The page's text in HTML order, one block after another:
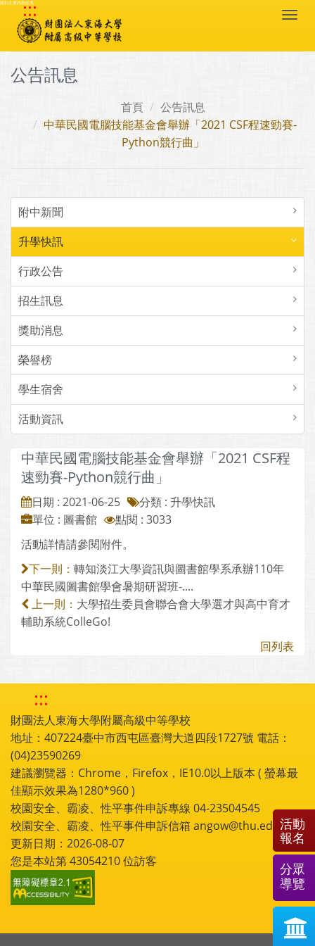
跳到主要內容區塊
:::
公告訊息
首頁
公告訊息
中華民國電腦技能基金會舉辦「2021 CSF程速勁賽-
Python競行曲」
附中新聞
升學快訊
行政公告
招生訊息
獎助消息
榮譽榜
學生宿舍
活動資訊
中華民國電腦技能基金會舉辦「2021 CSF程
速勁賽-Python競行曲」
日期 : 2021-06-25
分類 : 升學快訊
單位 : 圖書館
點閱 : 3033
活動詳情請參閱附件。
下一則： 轉知淡江大學資訊與圖書館學系承辦110年
中華民國圖書館學會暑期研習班-....
上一則： 大學招生委員會聯合會大學選才與高中育才
輔助系統ColleGo!
回列表
:::
財團法人東海大學附屬高級中等學校
地址：407224臺中市西屯區臺灣大道四段1727號 電話：
(04)23590269
建議瀏覽器：Chrome，Firefox，IE10.0以上版本 ( 螢幕最
佳顯示效果為1280*960 )
校園安全、霸凌、性平事件申訴專線 04-23504545
校園安全、霸凌、性平事件申訴信箱 angow@thu.edu.tw
更新日期：2026-08-07
您是本站第43054210位訪客
活動
報名
分眾
導覽